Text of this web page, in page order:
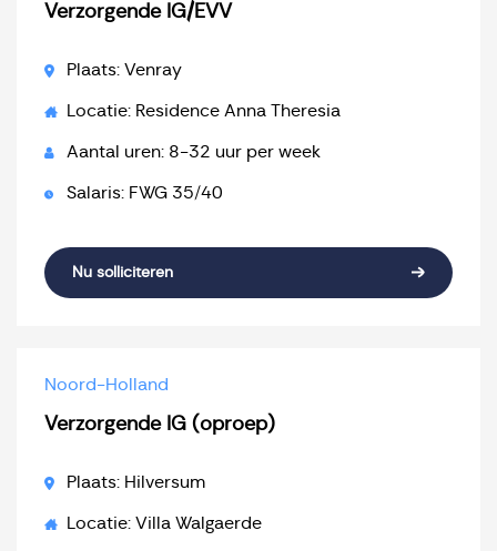
Verzorgende IG/EVV
Plaats: Venray
Locatie: Residence Anna Theresia
Aantal uren: 8-32 uur per week
Salaris: FWG 35/40
Nu solliciteren
Noord-Holland
Verzorgende IG (oproep)
Plaats: Hilversum
Locatie: Villa Walgaerde